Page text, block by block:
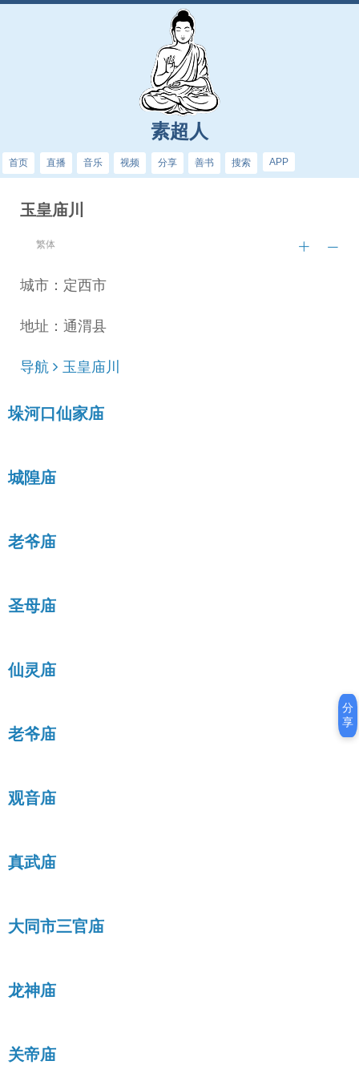
素超人
首页 直播 音乐 视频 分享 善书 搜索 APP
玉皇庙川
繁体
城市：定西市
地址：通渭县
导航 玉皇庙川
垛河口仙家庙
城隍庙
老爷庙
圣母庙
仙灵庙
老爷庙
观音庙
真武庙
大同市三官庙
龙神庙
关帝庙
分
享